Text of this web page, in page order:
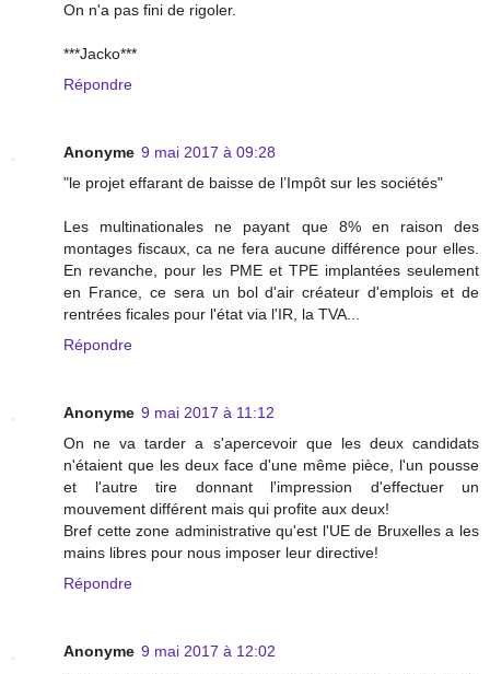
On n'a pas fini de rigoler.
***Jacko***
Répondre
Anonyme 9 mai 2017 à 09:28
"le projet effarant de baisse de l’Impôt sur les sociétés"
Les multinationales ne payant que 8% en raison des
montages fiscaux, ca ne fera aucune différence pour elles.
En revanche, pour les PME et TPE implantées seulement
en France, ce sera un bol d'air créateur d'emplois et de
rentrées ficales pour l'état via l'IR, la TVA...
Répondre
Anonyme 9 mai 2017 à 11:12
On ne va tarder a s'apercevoir que les deux candidats
n'étaient que les deux face d'une même pièce, l'un pousse
et l'autre tire donnant l'impression d'effectuer un
mouvement différent mais qui profite aux deux!
Bref cette zone administrative qu'est l'UE de Bruxelles a les
mains libres pour nous imposer leur directive!
Répondre
Anonyme 9 mai 2017 à 12:02